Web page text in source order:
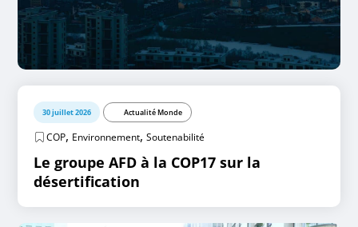
30 juillet 2026 Actualité Monde
COP, Environnement,Soutenabilité
Le groupe AFD à la COP17 sur la
désertification